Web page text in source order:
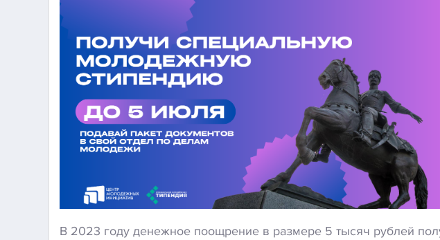
В 2023 году денежное поощрение в размере 5 тысяч рублей